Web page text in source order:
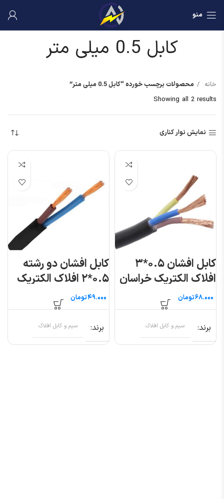
منو
کابل 0.5 میلی متر
خانه
محصولات برچسب خورده “کابل 0.5 میلی متر”
Showing all 2 results
نمایش نوار کناری
کابل افشان ۰.۵*۳
افلاک الکتریک خراسان
(متری)
تومان
برند سیم و کابل افلاک
کابل افشان دو رشته
۰.۵*۲ افلاک الکتریک
خراسان (متری)
تومان
برند سیم و کابل افلاک